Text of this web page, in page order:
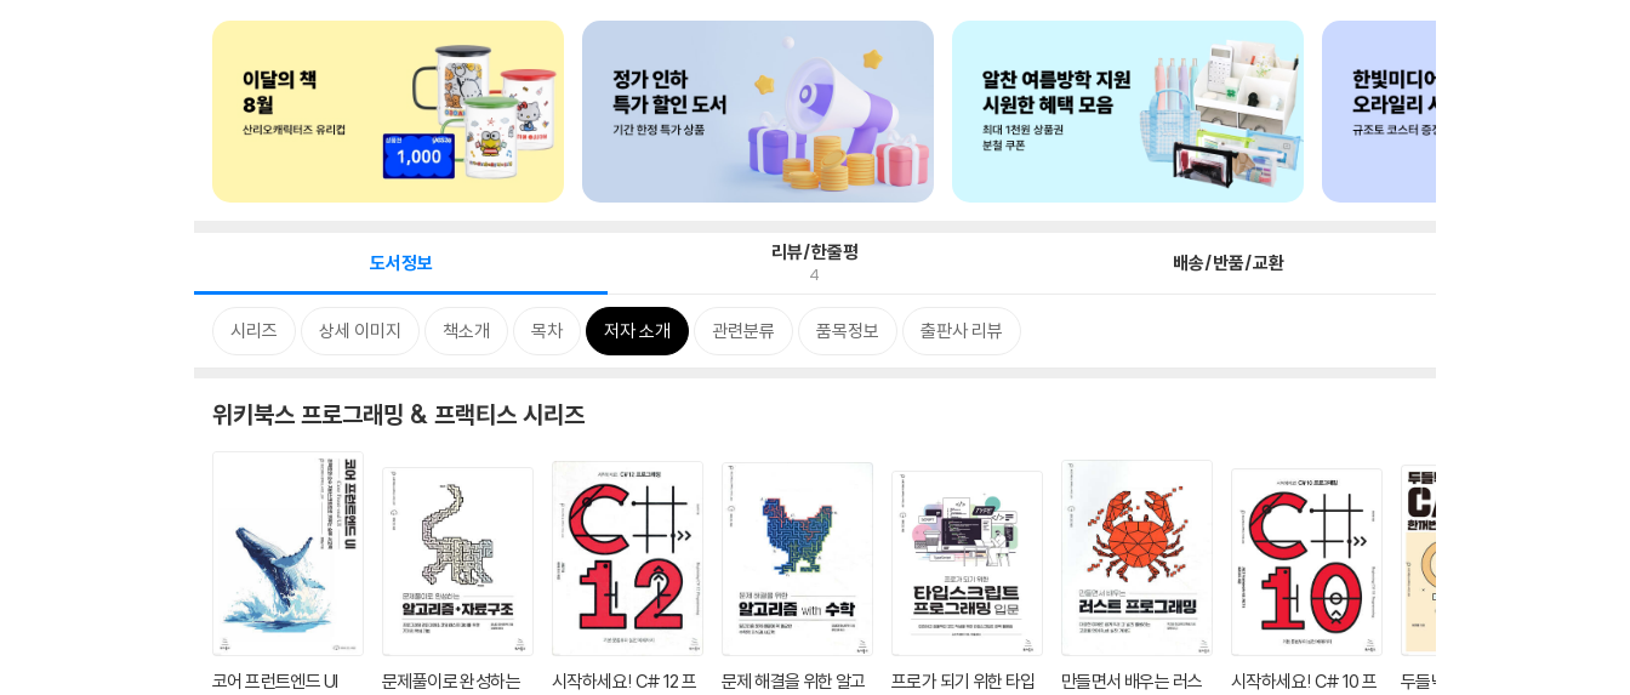
도서정보 리뷰/한줄평
4 배송/반품/교환
시리즈 상세 이미지 책소개 목차 저자 소개 관련분류 품목정보 출판사 리뷰
위키북스 프로그래밍 & 프랙티스 시리즈
코어 프런트엔드 UI
문제풀이로 완성하는
시작하세요! C# 12 프
문제 해결을 위한 알고
프로가 되기 위한 타입
만들면서 배우는 러스
시작하세요! C# 10 프
두들낙서의 C/C++ 한